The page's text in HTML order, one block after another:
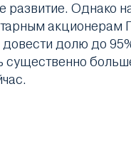
Однако
долю до